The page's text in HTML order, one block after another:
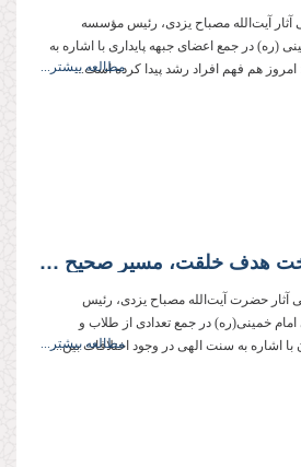
آثار آیت‌الله مصباح یزدی، رئیس مؤسسه
(ره) در جمع اعضای جبهه پایداری با اشاره به
هم فهم افراد رشد پیدا کرده است...
مطالعه بیشتر...
علامه مصباح: شناخت هدف خلقت، مسیر صحیح زندگی را به انسان نشان می‌هد
آثار حضرت آیت‌الله مصباح یزدی، رئیس
خمینی‌(ره) در جمع تعدادی از طلاب و
اشاره به سنت الهی در وجود اختلافات بین...
مطالعه بیشتر...